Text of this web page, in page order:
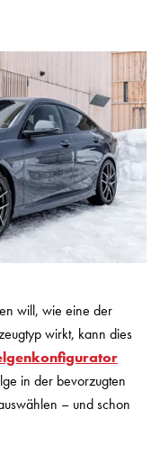
will, wie eine der
wirkt, kann dies
in der bevorzugten
– und schon